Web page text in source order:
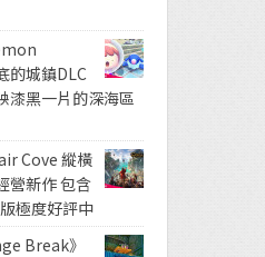
的城鎮DLC
漆黑一片的深海區
Cove 縱橫
營新作 包含
極度好評中
Break》